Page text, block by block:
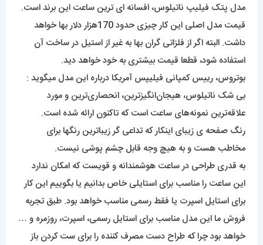
مدل پتک فیلیپ ناتیلوس، افسانه ای ترین ساعت این برند است.
قیمت مدل اصلی این کار چیزی حدود 170هزار دلار بها خواهد
داشت. البته اگر از فلزاتی گران بها به غیر از استیل در ساخت آن
استفاده شود، قطعا قیمت بیشتری به خود خواهد دید.
بوتروس، رییس کمپانی فیلیپس آمریکا درباره این مدل میگوید :
بی شک ناتیلوس، هیجان‌انگیزترین، انحصاری‌ترین و مورد
علاقه‌ترین نمونه‌های ساعت است که تاکنون ارائه شده است.
رنگ صفحه ی زیبای اینکار که تداعی گر زیباترین رنگها برای
مخاطب هست و به هیچ وجه قابل چشم پوشی نیست.
به قدری طراحی در ساعت هوشمندانه و قویست که امکان ندارد
این ساعت را مناسب برای استایلی خاص بدانیم یا بگوییم این کار
برای استایل اسپرت یا فقط رسمی مناسب خواهد بود. طبق تجربه
فروش ما این مدل مناسب برای استایل رسمی، اسپرت، روزمره و …
خواهد بود چرا که طراح دست مصرف کننده را برای ست کردن باز